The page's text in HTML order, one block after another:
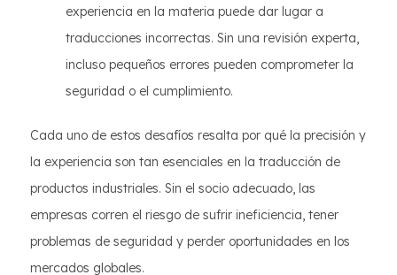
experiencia en la materia puede dar lugar a
traducciones incorrectas. Sin una revisión experta,
incluso pequeños errores pueden comprometer la
seguridad o el cumplimiento.
Cada uno de estos desafíos resalta por qué la precisión y
la experiencia son tan esenciales en la traducción de
productos industriales. Sin el socio adecuado, las
empresas corren el riesgo de sufrir ineficiencia, tener
problemas de seguridad y perder oportunidades en los
mercados globales.